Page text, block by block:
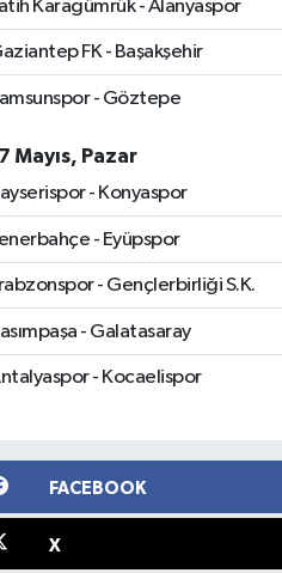
Karagümrük - Alanyaspor
FK - Başakşehir
- Göztepe
Mayıs, Pazar
- Konyaspor
- Eyüpspor
- Gençlerbirliği S.K.
- Galatasaray
- Kocaelispor
FACEBOOK
X